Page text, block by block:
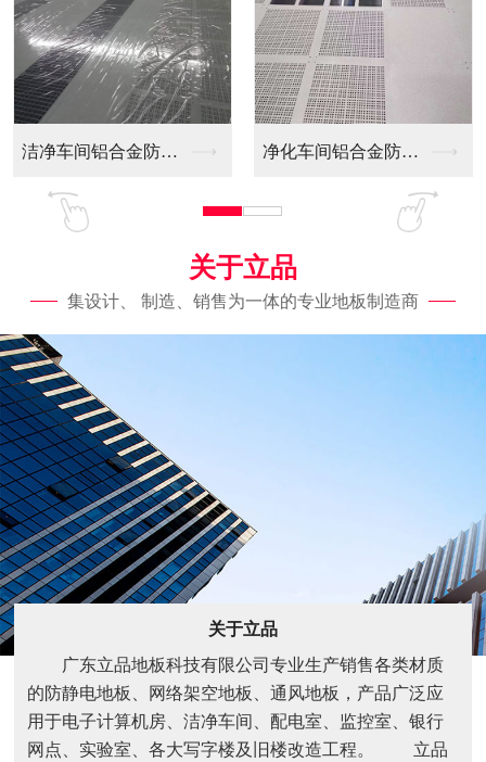
全铝防静电地板
关于立品
集设计、 制造、销售为一体的专业地板制造商
关于立品
广东立品地板科技有限公司专业生产销售各类材质
的防静电地板、网络架空地板、通风地板，产品广泛应
用于电子计算机房、洁净车间、配电室、监控室、银行
网点、实验室、各大写字楼及旧楼改造工程。 立品